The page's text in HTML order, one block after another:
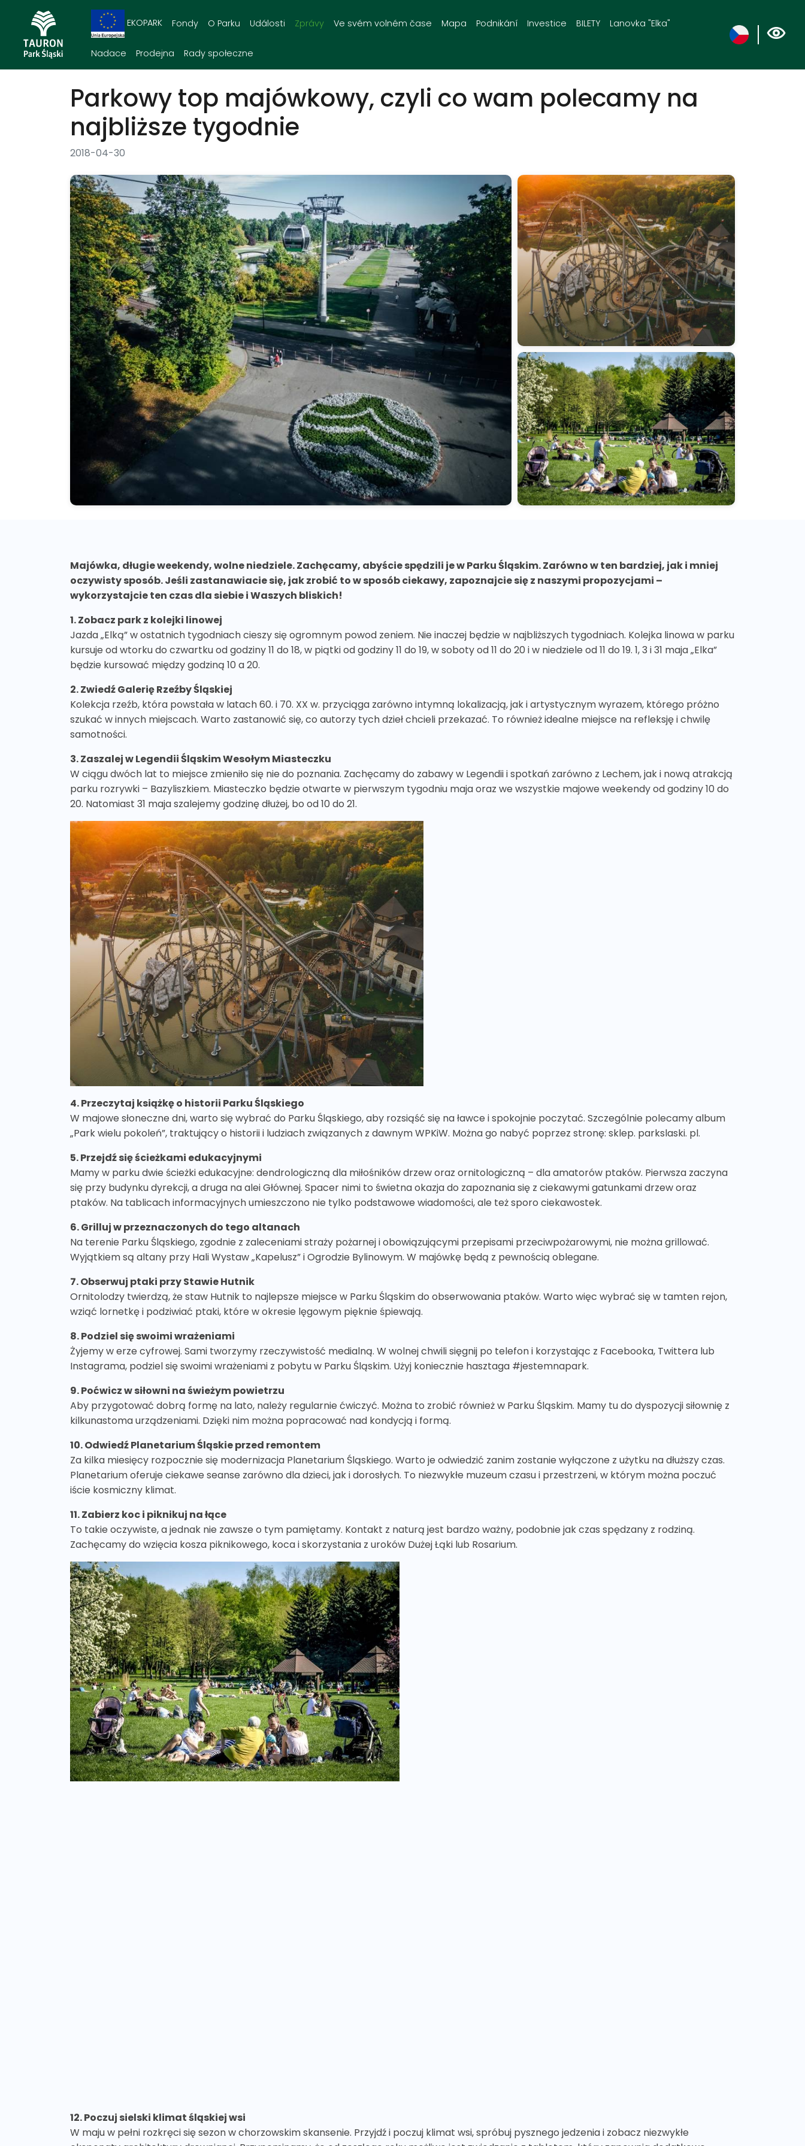
EKOPARK Fondy O Parku Události Zprávy Ve svém volném čase Mapa Podnikání Investice BILETY Lanovka "Elka"
Nadace Prodejna Rady społeczne
Parkowy top majówkowy, czyli co wam polecamy na
najbliższe tygodnie
2018-04-30
Majówka, długie weekendy, wolne niedziele. Zachęcamy, abyście spędzili je w Parku Śląskim. Zarówno w ten bardziej, jak i mniej
oczywisty sposób. Jeśli zastanawiacie się, jak zrobić to w sposób ciekawy, zapoznajcie się z naszymi propozycjami –
wykorzystajcie ten czas dla siebie i Waszych bliskich!
1. Zobacz park z kolejki linowej
Jazda „Elką” w ostatnich tygodniach cieszy się ogromnym powod zeniem. Nie inaczej będzie w najbliższych tygodniach. Kolejka linowa w parku
kursuje od wtorku do czwartku od godziny 11 do 18, w piątki od godziny 11 do 19, w soboty od 11 do 20 i w niedziele od 11 do 19. 1, 3 i 31 maja „Elka”
będzie kursować między godziną 10 a 20.
2. Zwiedź Galerię Rzeźby Śląskiej
Kolekcja rzeźb, która powstała w latach 60. i 70. XX w. przyciąga zarówno intymną lokalizacją, jak i artystycznym wyrazem, którego próżno
szukać w innych miejscach. Warto zastanowić się, co autorzy tych dzieł chcieli przekazać. To również idealne miejsce na refleksję i chwilę
samotności.
3. Zaszalej w Legendii Śląskim Wesołym Miasteczku
W ciągu dwóch lat to miejsce zmieniło się nie do poznania. Zachęcamy do zabawy w Legendii i spotkań zarówno z Lechem, jak i nową atrakcją
parku rozrywki – Bazyliszkiem. Miasteczko będzie otwarte w pierwszym tygodniu maja oraz we wszystkie majowe weekendy od godziny 10 do
20. Natomiast 31 maja szalejemy godzinę dłużej, bo od 10 do 21.
4. Przeczytaj książkę o historii Parku Śląskiego
W majowe słoneczne dni, warto się wybrać do Parku Śląskiego, aby rozsiąść się na ławce i spokojnie poczytać. Szczególnie polecamy album
„Park wielu pokoleń”, traktujący o historii i ludziach związanych z dawnym WPKiW. Można go nabyć poprzez stronę: sklep. parkslaski. pl.
5. Przejdź się ścieżkami edukacyjnymi
Mamy w parku dwie ścieżki edukacyjne: dendrologiczną dla miłośników drzew oraz ornitologiczną – dla amatorów ptaków. Pierwsza zaczyna
się przy budynku dyrekcji, a druga na alei Głównej. Spacer nimi to świetna okazja do zapoznania się z ciekawymi gatunkami drzew oraz
ptaków. Na tablicach informacyjnych umieszczono nie tylko podstawowe wiadomości, ale też sporo ciekawostek.
6. Grilluj w przeznaczonych do tego altanach
Na terenie Parku Śląskiego, zgodnie z zaleceniami straży pożarnej i obowiązującymi przepisami przeciwpożarowymi, nie można grillować.
Wyjątkiem są altany przy Hali Wystaw „Kapelusz” i Ogrodzie Bylinowym. W majówkę będą z pewnością oblegane.
7. Obserwuj ptaki przy Stawie Hutnik
Ornitolodzy twierdzą, że staw Hutnik to najlepsze miejsce w Parku Śląskim do obserwowania ptaków. Warto więc wybrać się w tamten rejon,
wziąć lornetkę i podziwiać ptaki, które w okresie lęgowym pięknie śpiewają.
8. Podziel się swoimi wrażeniami
Żyjemy w erze cyfrowej. Sami tworzymy rzeczywistość medialną. W wolnej chwili sięgnij po telefon i korzystając z Facebooka, Twittera lub
Instagrama, podziel się swoimi wrażeniami z pobytu w Parku Śląskim. Użyj koniecznie hasztaga #jestemnapark.
9. Poćwicz w siłowni na świeżym powietrzu
Aby przygotować dobrą formę na lato, należy regularnie ćwiczyć. Można to zrobić również w Parku Śląskim. Mamy tu do dyspozycji siłownię z
kilkunastoma urządzeniami. Dzięki nim można popracować nad kondycją i formą.
10. Odwiedź Planetarium Śląskie przed remontem
Za kilka miesięcy rozpocznie się modernizacja Planetarium Śląskiego. Warto je odwiedzić zanim zostanie wyłączone z użytku na dłuższy czas.
Planetarium oferuje ciekawe seanse zarówno dla dzieci, jak i dorosłych. To niezwykłe muzeum czasu i przestrzeni, w którym można poczuć
iście kosmiczny klimat.
11. Zabierz koc i piknikuj na łące
To takie oczywiste, a jednak nie zawsze o tym pamiętamy. Kontakt z naturą jest bardzo ważny, podobnie jak czas spędzany z rodziną.
Zachęcamy do wzięcia kosza piknikowego, koca i skorzystania z uroków Dużej Łąki lub Rosarium.
12. Poczuj sielski klimat śląskiej wsi
W maju w pełni rozkręci się sezon w chorzowskim skansenie. Przyjdź i poczuj klimat wsi, spróbuj pysznego jedzenia i zobacz niezwykłe